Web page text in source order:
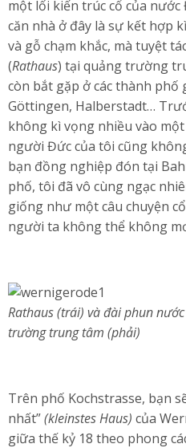
một lối kiến trúc cổ của
căn nhà ở đây là sự kết hợp
và gỗ chạm khắc, mà tuyệt
(Rathaus) tại quảng trường
còn bắt gặp ở các thành phố
Göttingen, Halberstadt…
không kì vọng nhiều vào một
người Đức của tôi cũng
bạn đồng nghiệp đón tại
phố, tôi đã vô cùng ngạc
giống như một câu chuyện
người ta không thể không
Rathaus (trái) và đài phun
trường trung tâm (phải)
Trên phố Kochstrasse, bạn
nhất”(kleinstes Haus) của
giữa thế kỷ 18 theo phong